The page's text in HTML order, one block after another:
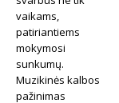
vaikams,
patiriantiems
mokymosi
sunkumų.
Muzikinės kalbos
pažinimas